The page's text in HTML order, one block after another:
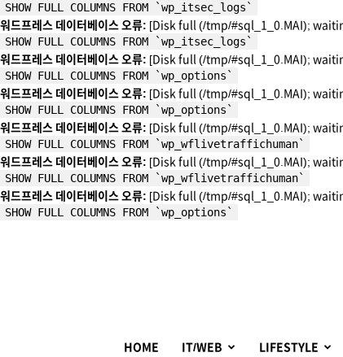
SHOW FULL COLUMNS FROM `wp_itsec_logs`
워드프레스 데이터베이스 오류: [Disk full (/tmp/#sql_1_0.MAI);
SHOW FULL COLUMNS FROM `wp_itsec_logs`
워드프레스 데이터베이스 오류: [Disk full (/tmp/#sql_1_0.MAI);
SHOW FULL COLUMNS FROM `wp_options`
워드프레스 데이터베이스 오류: [Disk full (/tmp/#sql_1_0.MAI);
SHOW FULL COLUMNS FROM `wp_options`
워드프레스 데이터베이스 오류: [Disk full (/tmp/#sql_1_0.MAI);
SHOW FULL COLUMNS FROM `wp_wflivetraffichuman`
워드프레스 데이터베이스 오류: [Disk full (/tmp/#sql_1_0.MAI);
SHOW FULL COLUMNS FROM `wp_wflivetraffichuman`
워드프레스 데이터베이스 오류: [Disk full (/tmp/#sql_1_0.MAI);
SHOW FULL COLUMNS FROM `wp_options`
HOME IT/WEB LIFESTYLE